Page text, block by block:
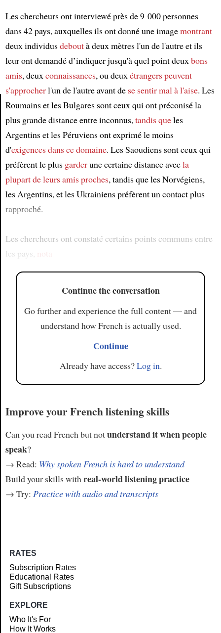
Article
Les chercheurs ont interviewé près de 9 000 personnes
dans 42 pays, auxquelles ils ont donné une imagemontrant
deux individusdeboutà deux mètres l'un de l'autre et ils
leur ont demandé d’indiquer jusqu'à quel point deuxbons
amis, deuxconnaissances, ou deuxétrangerspeuvent
s'approcherl'un de l'autre avant de se sentirmal à l'aise. Les
Roumains et les Bulgares sont ceux qui ont préconisé la
plus grande distance entre inconnus,tandis queles
Argentins et les Péruviens ont exprimé le moins
d'exigencesdans ce domaine. Les Saoudiens sont ceux qui
préfèrent le plus garderune certaine distance avecla
plupart deleurs amis proches, tandis que les Norvégiens,
les Argentins, et les Ukrainiens préfèrent un contact plus
rapproché.
Les chercheurs ont constaté certains points communs entre
les pays, nota
Continue the conversation
Go further and experience the full content — and
understand how French is actually used.
Continue
Already have access?Log in.
Improve your French listening skills
Can you read French but notunderstand it when people
speak?
→ Read: Why spoken French is hard to understand
Build your skills with real-world listening practice
→ Try: Practice with audio and transcripts
RATES
Subscription Rates
Educational Rates
Gift Subscriptions
EXPLORE
Who It's For
How It Works